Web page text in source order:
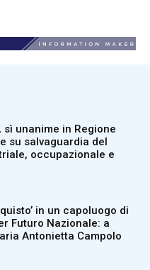
sì unanime in Regione
su salvaguardia del
occupazionale e
in un capoluogo di
Futuro Nazionale: a
Antonietta Campolo